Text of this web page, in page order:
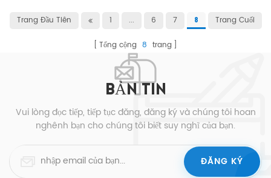
Trang Đầu Tiên 1 ... 6 7 8 Trang Cuối
Tổng cộng 8 trang
BẢN TIN
Vui lòng đọc tiếp, tiếp tục đăng, đăng ký và chúng tôi hoan
nghênh bạn cho chúng tôi biết suy nghĩ của bạn.